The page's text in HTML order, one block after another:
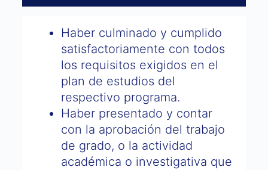
Haber culminado y cumplido
satisfactoriamente con todos
los requisitos exigidos en el
plan de estudios del
respectivo programa.
Haber presentado y contar
con la aprobación del trabajo
de grado, o la actividad
académica o investigativa que